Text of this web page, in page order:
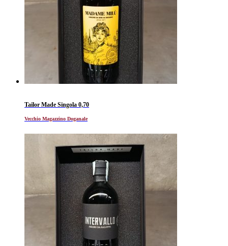
Tailor Made Singola 0,70
Vecchio Magazzino Doganale